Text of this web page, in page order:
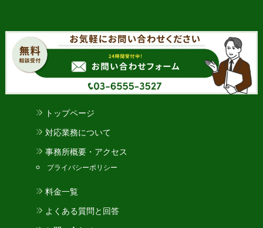
トップページ
対応業務について
事務所概要・アクセス
プライバシーポリシー
料金一覧
よくある質問と回答